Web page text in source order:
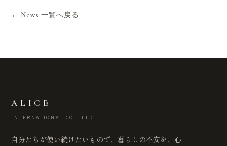
← News 一覧へ戻る
ALICE
INTERNATIONAL CO., LTD
自分たちが使い続けたいもので、暮らしの不安を、心